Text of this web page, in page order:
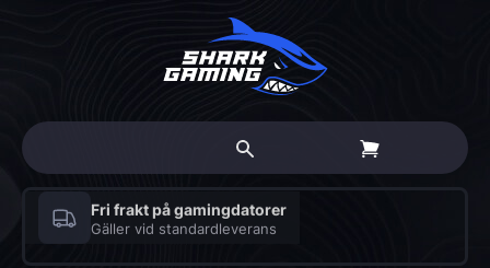
Fri frakt på gamingdatorer
Gäller vid standardleverans